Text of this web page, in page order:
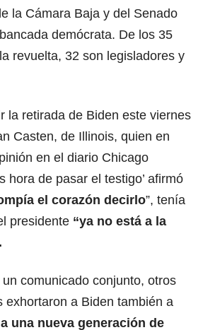
la Cámara Baja y del Senado
demócrata. De los 35
revuelta, 32 son legisladores y
la retirada de Biden este viernes
Casten, de Illinois, quien en
en el diario Chicago
hora de pasar el testigo’ afirmó
el corazón decirlo”, tenía
presidente “ya no está a la
comunicado conjunto, otros
exhortaron a Biden también a
una nueva generación de